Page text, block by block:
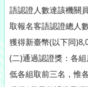
語認證人數達該機關
取報名客語認證總人
獲得新臺幣(以下同
(二)通過認證獎：各
低各組取前三名，惟